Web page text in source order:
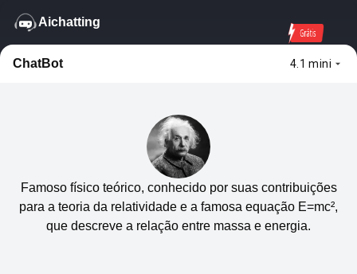
Aichatting
Grátis
ChatBot 4.1 mini
Famoso físico teórico, conhecido por suas contribuições
para a teoria da relatividade e a famosa equação E=mc²,
que descreve a relação entre massa e energia.